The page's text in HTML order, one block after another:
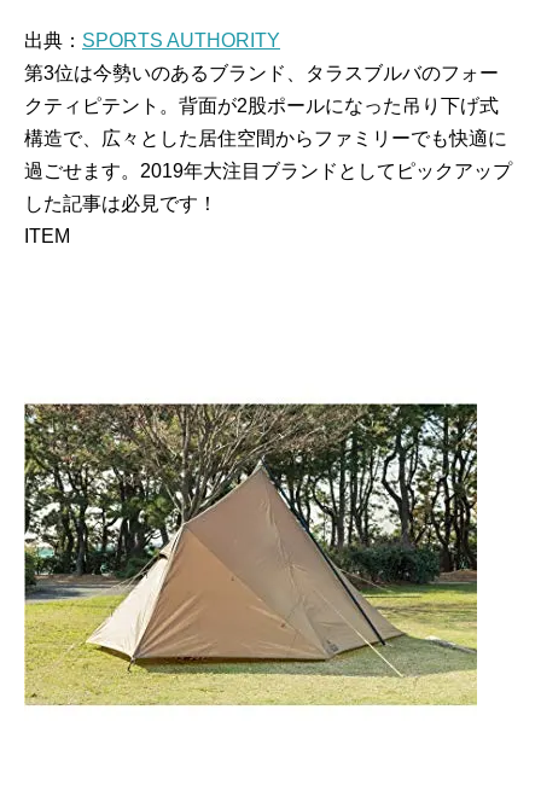
出典： SPORTS AUTHORITY
第3位は今勢いのあるブランド、タラスブルバのフォー
クティピテント。背面が2股ポールになった吊り下げ式
構造で、広々とした居住空間からファミリーでも快適に
過ごせます。2019年大注目ブランドとしてピックアップ
した記事は必見です！
ITEM